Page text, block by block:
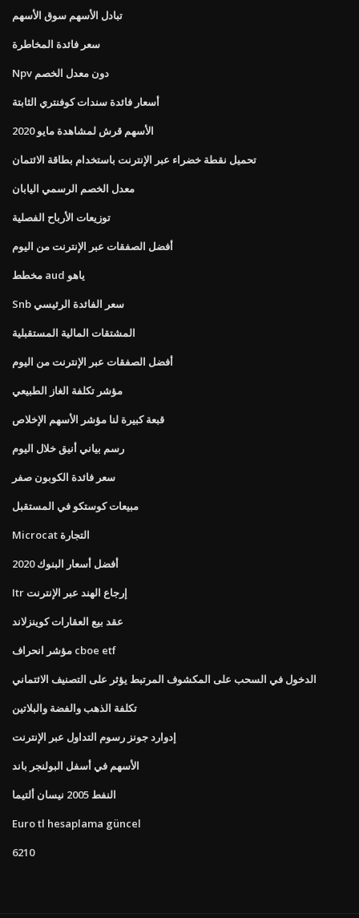
تبادل الأسهم سوق الأسهم
سعر فائدة المخاطرة
Npv دون معدل الخصم
أسعار فائدة سندات كوفنتري الثابتة
الأسهم قرش لمشاهدة مايو 2020
تحميل نقطة خضراء عبر الإنترنت باستخدام بطاقة الائتمان
معدل الخصم الرسمي اليابان
توزيعات الأرباح الفصلية
أفضل الصفقات عبر الإنترنت من اليوم
مخطط aud ياهو
Snb سعر الفائدة الرئيسي
المشتقات المالية المستقبلية
أفضل الصفقات عبر الإنترنت من اليوم
مؤشر تكلفة الغاز الطبيعي
قبعة كبيرة لنا مؤشر الأسهم الإخلاص
رسم بياني أنيق خلال اليوم
سعر فائدة الكوبون صفر
مبيعات كوستكو في المستقبل
Microcat التجارة
أفضل أسعار البنوك 2020
Itr إرجاع الهند عبر الإنترنت
عقد بيع العقارات كوينزلاند
مؤشر انحراف cboe etf
الدخول في السحب على المكشوف المرتبط يؤثر على التصنيف الائتماني
تكلفة الذهب والفضة والبلاتين
إدوارد جونز رسوم التداول عبر الإنترنت
الأسهم في أسفل البولنجر باند
النفط 2005 نيسان ألتيما
Euro tl hesaplama güncel
6210